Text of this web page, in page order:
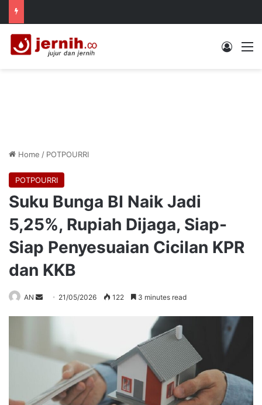
Log In
Home / POTPOURRI
POTPOURRI
Suku Bunga BI Naik Jadi
5,25%, Rupiah Dijaga, Siap-
Siap Penyesuaian Cicilan KPR
dan KKB
AN
Send 21/05/2026 122 3 minutes read